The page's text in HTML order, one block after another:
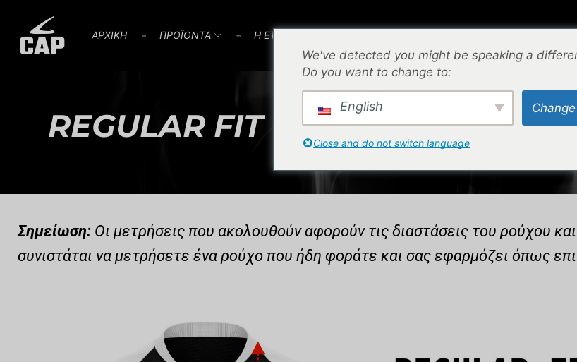
AΡΧΙΚΗ ⌁ ΠΡΟΪOΝΤΑ ⌁ Η ΕΤΑΙΡΕΙΑ
REGULAR FIT UNISEX RAGLAN
Σημείωση: Οι μετρήσεις που ακολουθούν αφορούν τις διαστάσεις του ρούχου
συνιστάται να μετρήσετε ένα ρούχο που ήδη φοράτε και σας εφαρμόζει όπως
We've detected you might be speaking a
Do you want to change to:
English
Close and do not switch language